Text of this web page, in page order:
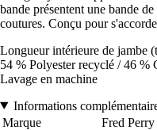
bande présentent une bande
coutures. Conçu pour
Longueur intérieure de jambe
54 % Polyester recyclé / 46 %
Lavage en machine
Informations
Marque
Fred Perry